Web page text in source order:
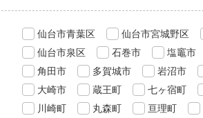
仙台市青葉区 仙台市宮城野区
仙台市泉区
石巻市 塩竈市
角田市
多賀城市 岩沼市
大崎市
蔵王町 七ヶ宿町
川崎町
丸森町 亘理町